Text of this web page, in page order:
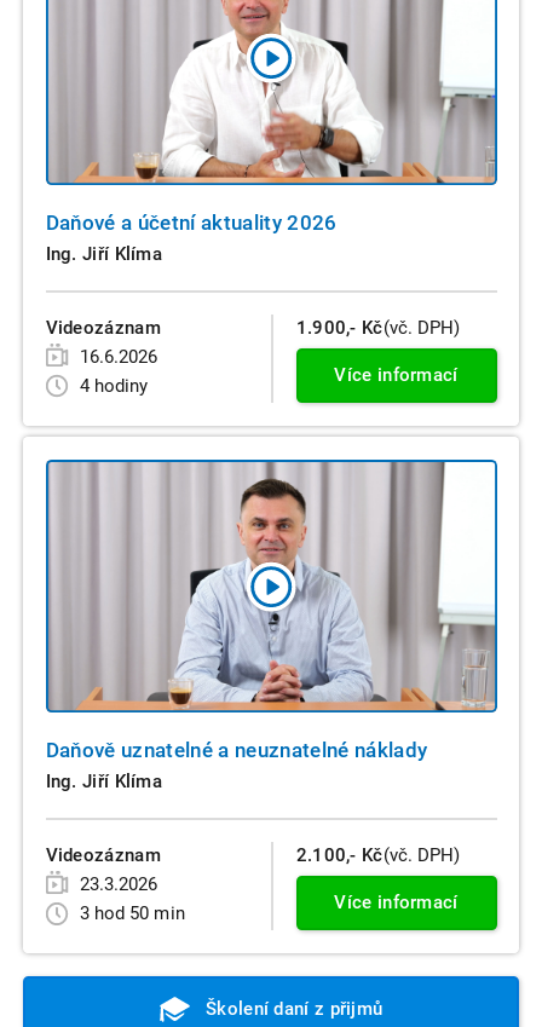
Daňové a účetní aktuality 2026
Ing. Jiří Klíma
Videozáznam
16.6.2026
4 hodiny
1.900,- Kč(vč. DPH)
Více informací
Daňově uznatelné a neuznatelné náklady
Ing. Jiří Klíma
Videozáznam
23.3.2026
3 hod 50 min
2.100,- Kč(vč. DPH)
Více informací
Školení daní z přijmů